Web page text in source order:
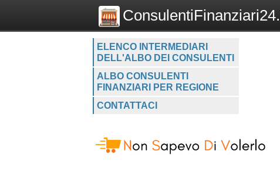
ELENCO INTERMEDIARI
DELL'ALBO DEI CONSULENTI
ALBO CONSULENTI
FINANZIARI PER REGIONE
CONTATTACI